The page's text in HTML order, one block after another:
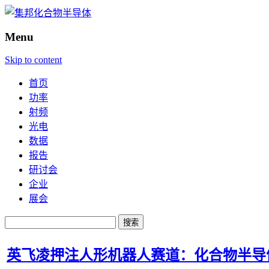
Menu
Skip to content
首页
功率
射频
光电
数据
报告
研讨会
企业
展会
英飞凌押注人形机器人赛道：化合物半